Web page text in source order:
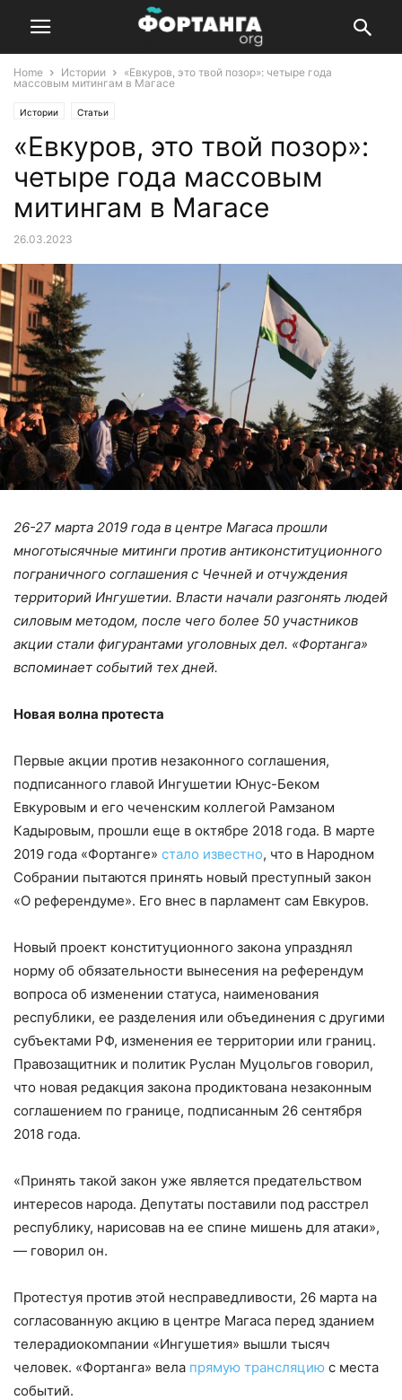
Home Истории
«Евкуров, это твой позор»: четыре года
массовым митингам в Магасе
Истории Статьи
«Евкуров, это твой позор»:
четыре года массовым
митингам в Магасе
26.03.2023
26-27 марта 2019 года в центре Магаса прошли
многотысячные митинги против антиконституционного
пограничного соглашения с Чечней и отчуждения
территорий Ингушетии. Власти начали разгонять людей
силовым методом, после чего более 50 участников
акции стали фигурантами уголовных дел. «Фортанга»
вспоминает событий тех дней.
Новая волна протеста
Первые акции против незаконного соглашения,
подписанного главой Ингушетии Юнус-Беком
Евкуровым и его чеченским коллегой Рамзаном
Кадыровым, прошли еще в октябре 2018 года. В марте
2019 года «Фортанге» стало известно, что в Народном
Собрании пытаются принять новый преступный закон
«О референдуме». Его внес в парламент сам Евкуров.
Новый проект конституционного закона упразднял
норму об обязательности вынесения на референдум
вопроса об изменении статуса, наименования
республики, ее разделения или объединения с другими
субъектами РФ, изменения ее территории или границ.
Правозащитник и политик Руслан Муцольгов говорил,
что новая редакция закона продиктована незаконным
соглашением по границе, подписанным 26 сентября
2018 года.
«Принять такой закон уже является предательством
интересов народа. Депутаты поставили под расстрел
республику, нарисовав на ее спине мишень для атаки»,
— говорил он.
Протестуя против этой несправедливости, 26 марта на
согласованную акцию в центре Магаса перед зданием
телерадиокомпании «Ингушетия» вышли тысяч
человек. «Фортанга» вела прямую трансляцию с места
событий.